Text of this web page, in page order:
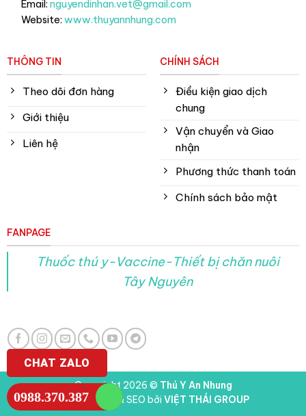
CHAT ZALO
0988.370.387
Email: nguyendinhan.vet@gmail.com
Website: www.thuyannhung.com
THÔNG TIN
Theo dõi đơn hàng
Giới thiệu
Liên hệ
CHÍNH SÁCH
Điều kiện giao dịch
chung
Vận chuyển và Giao
nhận
Phương thức thanh toán
Chính sách bảo mật
FANPAGE
Thuốc thú y-Vaccine-Thiết bị chăn nuôi
Tây Nguyên
Copyright 2026 © Thú Y An Nhung
Thiết kế web & SEO bởi VIỆT THÁI GROUP